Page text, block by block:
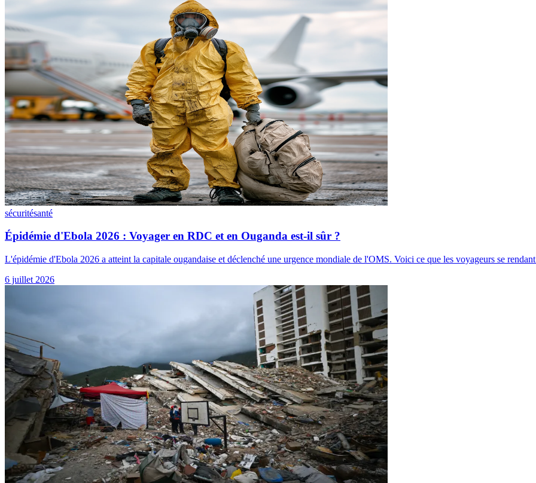
sécuritésanté
Épidémie d'Ebola 2026 : Voyager en RDC et en Ouganda est-il sûr ?
L'épidémie d'Ebola 2026 a atteint la capitale ougandaise et déclenché une urgence mondiale de l'OMS. Voici ce que les voyageurs se
6 juillet 2026